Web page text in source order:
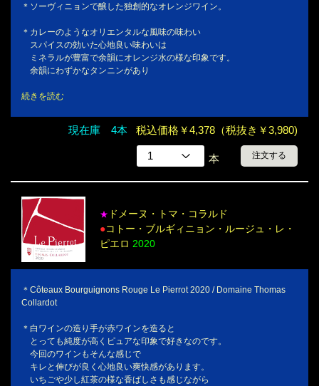
＊ソーヴィニョンで醸した独創的なオレンジワイン。
＊カレーのようなオリエンタルな風味の味わい
スパイスの効いた心地良い味わいは
ミネラルが豊富で余韻にオレンジ水の様な印象です。
余韻にわずかなタンニンがあり
続きを読む
現在庫 4本 税込価格￥4,378（税抜き￥3,980)
本 注文する
★ ドメーヌ・トマ・コラルド
●コトー・ブルギィニョン・ルージュ・レ・
ピエロ 2020
＊Côteaux Bourguignons Rouge Le Pierrot 2020 / Domaine Thomas
Collardot
＊白ワインの造り手が赤ワインを造ると
とっても純度が高くピュアな印象で好きなのです。
今回のワインもそんな感じで
キレと伸びが良く心地良い爽快感があります。
いちごや少し紅茶の様な香ばしさも感じながら